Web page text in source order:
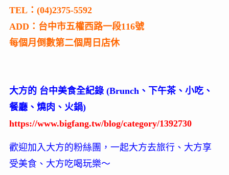
TEL：(04)2375-5592
ADD：台中市五權西路一段116號
每個月倒數第二個周日店休
大方的 台中美食全紀錄 (Brunch、下午茶、小吃、
餐廳、燒肉、火鍋)
https://www.bigfang.tw/blog/category/1392730
歡迎加入大方的粉絲團，一起大方去旅行、大方享
受美食、大方吃喝玩樂～